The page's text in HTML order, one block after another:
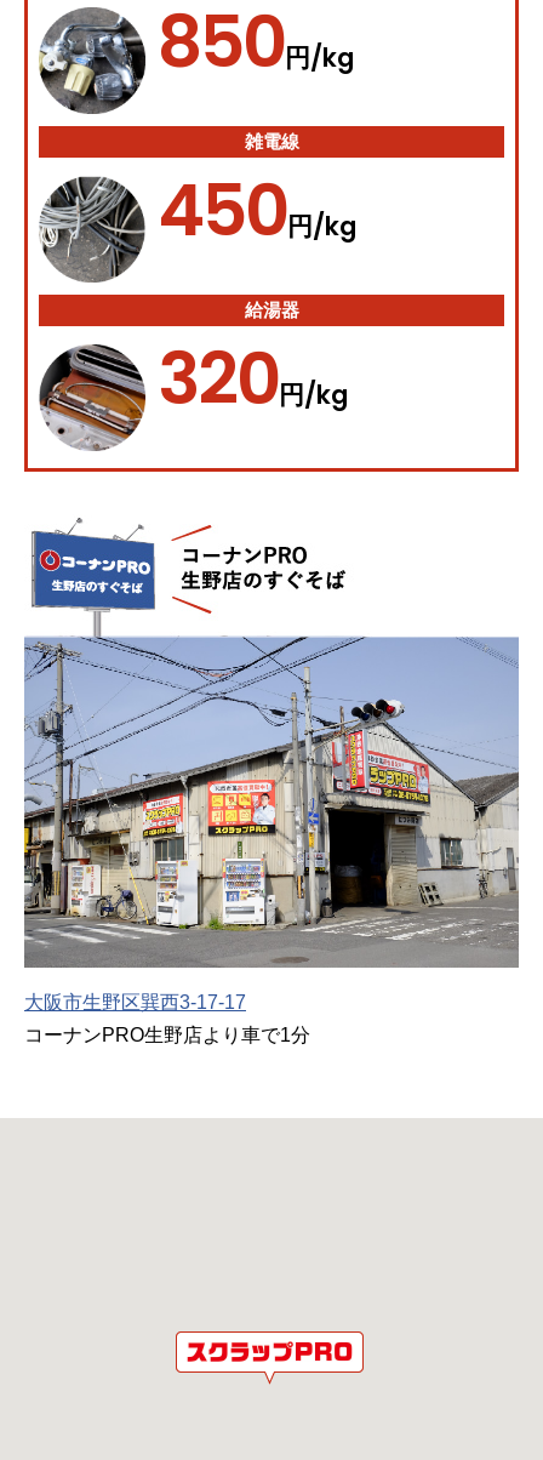
850円 /kg
雑電線
450円 /kg
給湯器
320円 /kg
大阪市生野区巽西3-17-17
コーナンPRO生野店より車で1分